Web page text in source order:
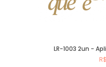
LR-1003 2un -